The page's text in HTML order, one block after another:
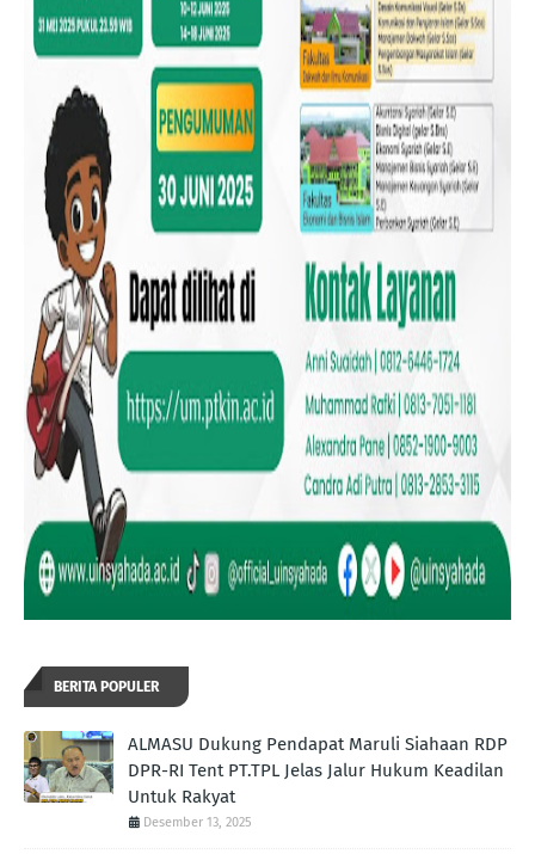
BERITA POPULER
ALMASU Dukung Pendapat Maruli Siahaan RDP
DPR-RI Tent PT.TPL Jelas Jalur Hukum Keadilan
Untuk Rakyat
Desember 13, 2025